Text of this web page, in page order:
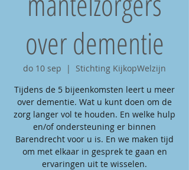
over dementie
do 10 sep
  |
Stichting KijkopWelzijn
Tijdens de 5 bijeenkomsten leert u meer
over dementie. Wat u kunt doen om de
zorg langer vol te houden. En welke hulp
en/of ondersteuning er binnen
Barendrecht voor u is. En we maken tijd
om met elkaar in gesprek te gaan en
ervaringen uit te wisselen.